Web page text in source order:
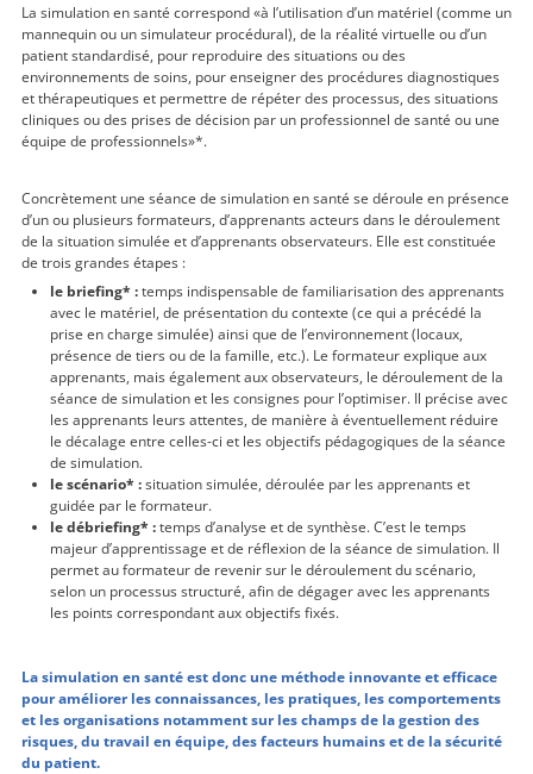
La simulation en santé correspond «à l’utilisation d’un matériel (comme un
mannequin ou un simulateur procédural), de la réalité virtuelle ou d’un
patient standardisé, pour reproduire des situations ou des
environnements de soins, pour enseigner des procédures diagnostiques
et thérapeutiques et permettre de répéter des processus, des situations
cliniques ou des prises de décision par un professionnel de santé ou une
équipe de professionnels»*.
Concrètement une séance de simulation en santé se déroule en présence
d’un ou plusieurs formateurs, d’apprenants acteurs dans le déroulement
de la situation simulée et d’apprenants observateurs. Elle est constituée
de trois grandes étapes :
le briefing* :temps indispensable de familiarisation des apprenants
avec le matériel, de présentation du contexte (ce qui a précédé la
prise en charge simulée) ainsi que de l’environnement (locaux,
présence de tiers ou de la famille, etc.). Le formateur explique aux
apprenants, mais également aux observateurs, le déroulement de la
séance de simulation et les consignes pour l’optimiser. Il précise avec
les apprenants leurs attentes, de manière à éventuellement réduire
le décalage entre celles-ci et les objectifs pédagogiques de la séance
de simulation.
le scénario* :situation simulée, déroulée par les apprenants et
guidée par le formateur.
le débriefing* :temps d’analyse et de synthèse. C’est le temps
majeur d’apprentissage et de réflexion de la séance de simulation. Il
permet au formateur de revenir sur le déroulement du scénario,
selon un processus structuré, afin de dégager avec les apprenants
les points correspondant aux objectifs fixés.
La simulation en santé est donc une méthode innovante et efficace
pour améliorer les connaissances, les pratiques, les comportements
et les organisations notamment sur les champs de la gestion des
risques, du travail en équipe, des facteurs humains et de la sécurité
du patient.